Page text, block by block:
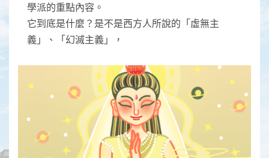
學派的重點內容。
它到底是什麼？是不是西方人所說的「虛無主
義」、「幻滅主義」，